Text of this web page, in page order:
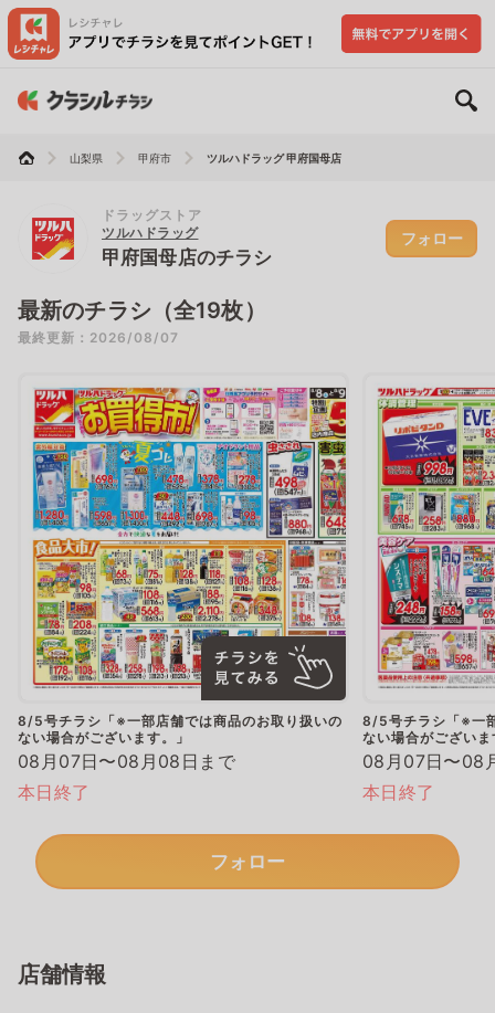
山梨県 甲府市 ツルハドラッグ 甲府国母店
ドラッグストア
ツルハドラッグ
甲府国母店のチラシ
フォロー
最新のチラシ（全19枚）
最終更新：2026/08/07
8/5号チラシ「※一部店舗では商品のお取り扱いの
ない場合がございます。」
08月07日〜08月08日まで
本日終了
8/5号チラシ「※一
ない場合がございま
08月07日〜08
本日終了
フォロー
店舗情報